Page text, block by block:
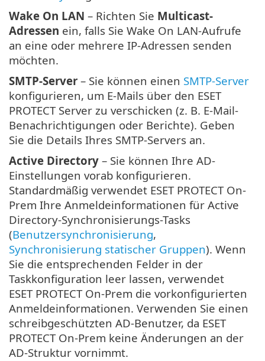
Wake On LAN – Richten Sie Multicast-
Adressen ein, falls Sie Wake On LAN-Aufrufe
an eine oder mehrere IP-Adressen senden
möchten.
SMTP-Server – Sie können einen SMTP-Server
konfigurieren, um E-Mails über den ESET
PROTECT Server zu verschicken (z. B. E-Mail-
Benachrichtigungen oder Berichte). Geben
Sie die Details Ihres SMTP-Servers an.
Active Directory – Sie können Ihre AD-
Einstellungen vorab konfigurieren.
Standardmäßig verwendet ESET PROTECT On-
Prem Ihre Anmeldeinformationen für Active
Directory-Synchronisierungs-Tasks
(Benutzersynchronisierung,
Synchronisierung statischer Gruppen). Wenn
Sie die entsprechenden Felder in der
Taskkonfiguration leer lassen, verwendet
ESET PROTECT On-Prem die vorkonfigurierten
Anmeldeinformationen. Verwenden Sie einen
schreibgeschützten AD-Benutzer, da ESET
PROTECT On-Prem keine Änderungen an der
AD-Struktur vornimmt.